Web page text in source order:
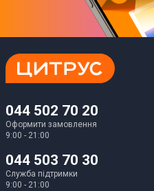
044 502 70 20
Оформити замовлення
9:00 - 21:00
044 503 70 30
Служба підтримки
9:00 - 21:00